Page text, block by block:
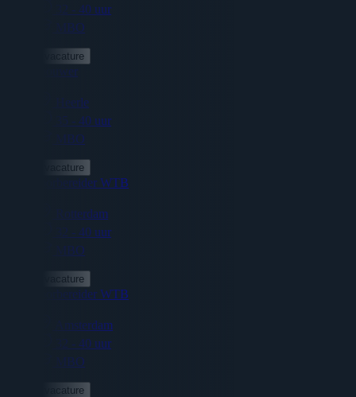
32 - 40 uur
MBO
Bekijk vacature
Paneelbouwer
Heerle
35 - 40 uur
MBO
Bekijk vacature
Werkvoorbereider WTB
Rotterdam
32 - 40 uur
MBO
Bekijk vacature
Werkvoorbereider WTB
Amsterdam
32 - 40 uur
MBO
Bekijk vacature